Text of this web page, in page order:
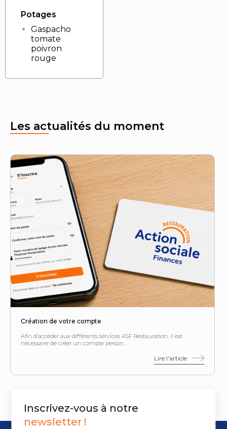
Potages
Gaspacho
tomate
poivron
rouge
Les actualités du moment
Création de votre compte
Afin d’accéder aux différents services ASF Restauration, il est
nécessaire de créer un compte person...
Lire l'article
Inscrivez-vous à notre
newsletter !